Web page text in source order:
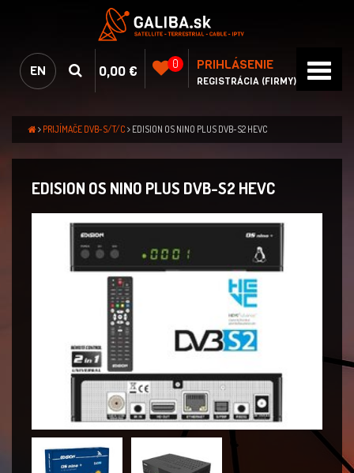
EN 0,00 € 0 PRIHLÁSENIE
REGISTRÁCIA (FIRMY)
PRIJÍMAČE DVB-S/T/C EDISION OS NINO PLUS DVB-S2 HEVC
EDISION OS NINO PLUS DVB-S2 HEVC